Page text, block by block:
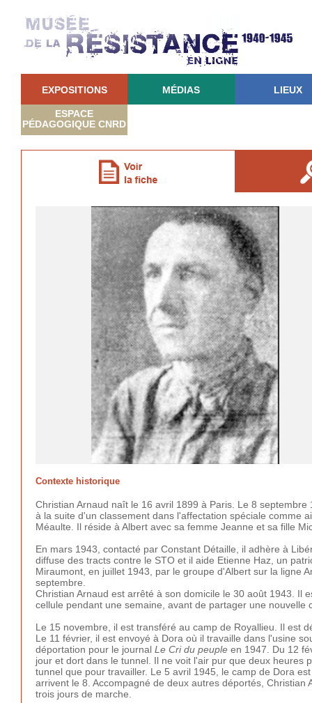
EXPOSITIONS MÉDIAS LIEUX
ESPACE
PÉDAGOGIQUE CNRD
Contexte historique
Christian Arnaud naît le 16 avril 1899 à Paris. Le 8
à la suite d'un classement dans l'affectation spéciale comme
Méaulte. Il réside à Albert avec sa femme Jeanne et sa fille
En mars 1943, contacté par Constant Détaille, il adhère à
diffuse des tracts contre le STO et il aide Etienne Haz, un
Miraumont, en juillet 1943, par le groupe d'Albert sur la ligne
septembre.
Christian Arnaud est arrêté à son domicile le 30 août 1943. Il
cellule pendant une semaine, avant de partager une nouvelle
Le 15 novembre, il est transféré au camp de Royallieu. Il est
Le 11 février, il est envoyé à Dora où il travaille dans l'usine
déportation pour le journal Le Cri du peuple en 1947. Du 12
jour et dort dans le tunnel. Il ne voit l'air pur que deux heures
tunnel que pour travailler. Le 5 avril 1945, le camp de Dora
arrivent le 8. Accompagné de deux autres déportés,
trois jours de marche.